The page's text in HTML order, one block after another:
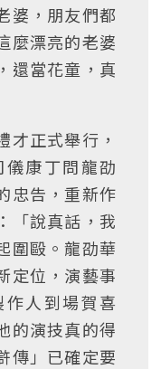
婆，朋友們都
麼漂亮的老婆
還當花童，真
才正式舉行，
康丁問龍劭
忠告，重新作
「說真話，我
圍毆。龍劭華
定位，演藝事
人到場賀喜
的演技真的得
傳」已確定要